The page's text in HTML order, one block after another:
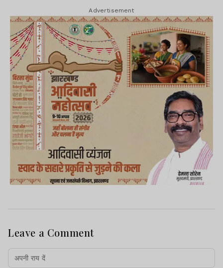
Advertisement
Leave a Comment